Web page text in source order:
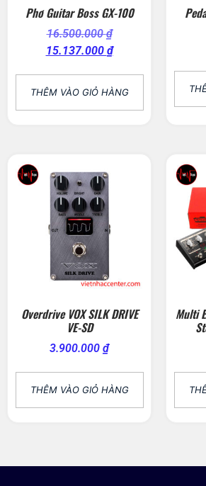
Phơ Guitar Boss GX-100
16.500.000₫
15.137.000 ₫
THÊM VÀO GIỎ HÀNG
Overdrive VOX SILK DRIVE
VE-SD
3.900.000 ₫
THÊM VÀO GIỎ HÀNG
Multi